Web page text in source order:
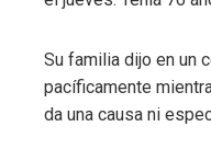
Su familia dijo en un
pacíficamente
da una causa ni